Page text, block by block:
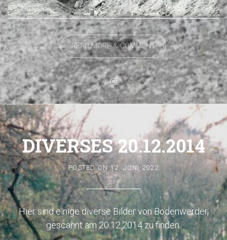
READ MORE & COMMENT
DIVERSES 20.12.2014
POSTED ON 12. JUNI 2022
Hier sind einige diverse Bilder von Bodenwerder,
gescannt am 20.12.2014 zu finden.